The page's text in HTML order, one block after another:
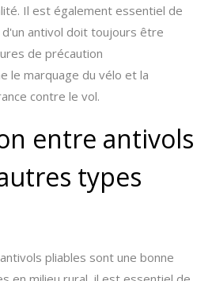
Il est également essentiel de
antivol doit toujours être
de précaution
le marquage du vélo et la
contre le vol.
entre antivols
types
pliables sont une bonne